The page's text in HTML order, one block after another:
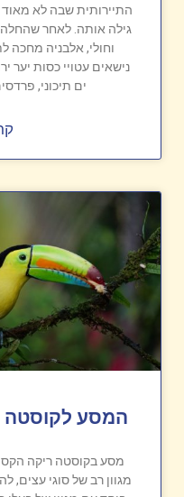
התיירותית שבה לא
גילה אותה. לאחר
וחולי, אלבניה מחכה
נישאים עטויי כסות יער
ים תיכוני,
המסע לקוסטה
מסע בקוסטה ריקה
מגוון רב של סוגי עצים,